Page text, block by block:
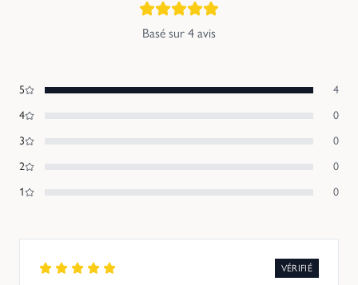
Basé sur 4 avis
5
4
4
0
3
0
2
0
1
0
VÉRIFIÉ